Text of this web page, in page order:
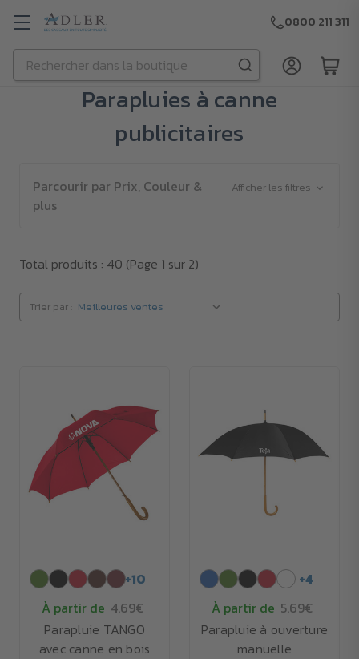
Passer au contenu principal
Rechercher
0800 211 311
Parapluies à canne
publicitaires
Parcourir par Prix, Couleur &
plus
Afficher les filtres
Total produits : 40 (Page 1 sur 2)
Trier par :
+10
À partir de 4.69€
Parapluie TANGO
avec canne en bois
+4
À partir de 5.69€
Parapluie à ouverture
manuelle